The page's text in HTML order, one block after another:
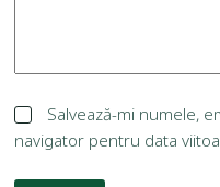
Salvează-mi numele,
navigator pentru data